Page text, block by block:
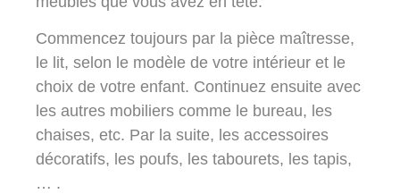
Commencez toujours par la pièce maîtresse,
le lit, selon le modèle de votre intérieur et le
choix de votre enfant. Continuez ensuite avec
les autres mobiliers comme le bureau, les
chaises, etc. Par la suite, les accessoires
décoratifs, les poufs, les tabourets, les tapis,
… .